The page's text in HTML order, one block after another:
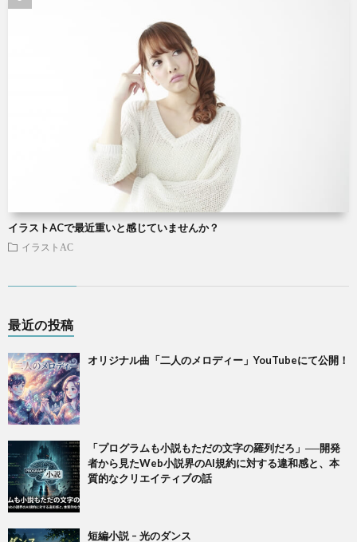
イラストACで最近重いと感じていませんか？
イラストAC
最近の投稿
オリジナル曲「二人のメロディー」YouTubeにて公開！
「プログラムも小説もただの文字の羅列だろ」──開発
者から見たWeb小説界のAI規約に対する違和感と、本
質的なクリエイティブの話
短編小説 – 光のダンス